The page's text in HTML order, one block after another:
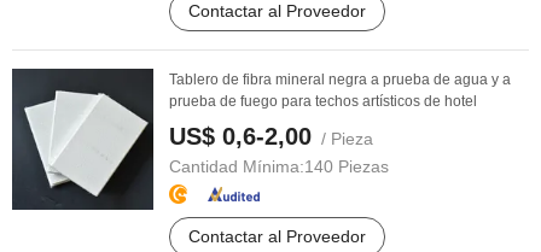
Contactar al Proveedor
Tablero de fibra mineral negra a prueba de agua y a
prueba de fuego para techos artísticos de hotel
US$ 0,6-2,00 / Pieza
Cantidad Mínima:140 Piezas
Contactar al Proveedor